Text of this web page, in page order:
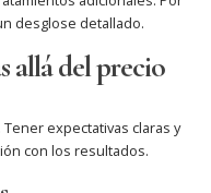
desglose detallado.
allá del precio
expectativas claras y
con los resultados.